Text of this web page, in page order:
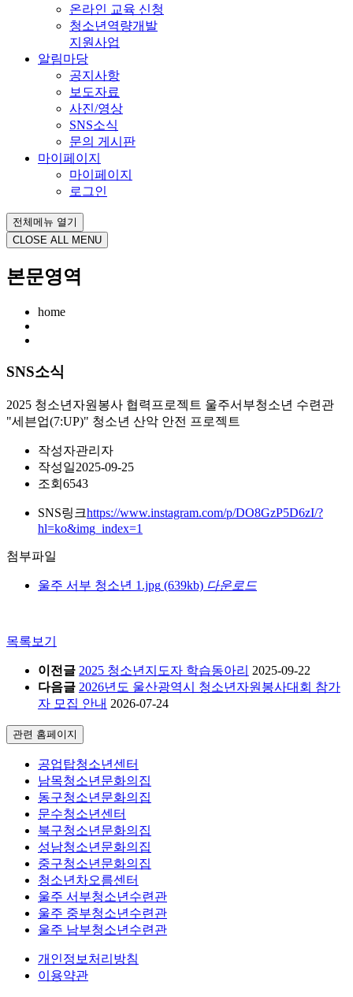
온라인 교육 신청
청소년역량개발
지원사업
알림마당
공지사항
보도자료
사진/영상
SNS소식
문의 게시판
마이페이지
마이페이지
로그인
전체메뉴 열기
CLOSE ALL MENU
본문영역
home
SNS소식
2025 청소년자원봉사 협력프로젝트 울주서부청소년 수련관
"세븐업(7:UP)" 청소년 산악 안전 프로젝트
작성자관리자
작성일2025-09-25
조회 6543
SNS링크https://www.instagram.com/p/DO8GzP5D6zI/?
hl=ko&img_index=1
첨부파일
울주 서부 청소년 1.jpg (639kb) 다운로드
목록보기
이전글 2025 청소년지도자 학습동아리 2025-09-22
다음글 2026년도 울산광역시 청소년자원봉사대회 참가
자 모집 안내 2026-07-24
관련 홈페이지
공업탑청소년센터
남목청소년문화의집
동구청소년문화의집
문수청소년센터
북구청소년문화의집
성남청소년문화의집
중구청소년문화의집
청소년차오름센터
울주 서부청소년수련관
울주 중부청소년수련관
울주 남부청소년수련관
개인정보처리방침
이용약관